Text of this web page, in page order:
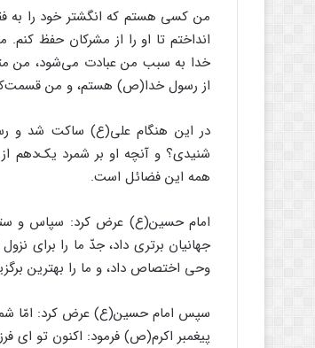
من کسی هستم که انگشتر خود را به
انداختم تا او را از مشرکان حفظ
خدا به سبب من عبادت می‌شود، من
از رسول خدا(ص) هستم، و من
در این هنگام علی(ع) ساکت شد و
شنیدی؟ و آنچه او بر شمرد یک‌دهم از
همه‌ این فضائل است.
امام حسین(ع) عرض کرد: سپاس و
جهانیان برتری داد، جدّ ما را برای
وحی اختصاص داد، و ما را بهترین
سپس امام حسین(ع) عرض کرد: امّا
پیغمبر اکرم(ص) فرمود: اکنون تو ای